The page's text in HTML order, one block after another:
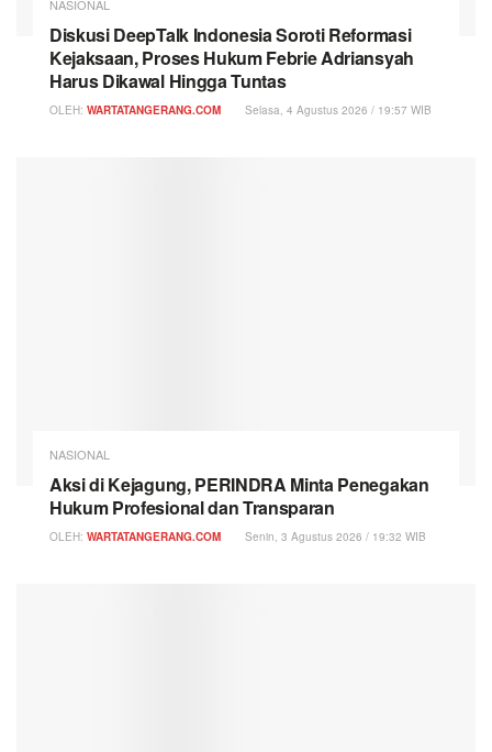
NASIONAL
Diskusi DeepTalk Indonesia Soroti Reformasi
Kejaksaan, Proses Hukum Febrie Adriansyah
Harus Dikawal Hingga Tuntas
OLEH: WARTATANGERANG.COM Selasa, 4 Agustus 2026 / 19:57 WIB
NASIONAL
Aksi di Kejagung, PERINDRA Minta Penegakan
Hukum Profesional dan Transparan
OLEH: WARTATANGERANG.COM Senin, 3 Agustus 2026 / 19:32 WIB